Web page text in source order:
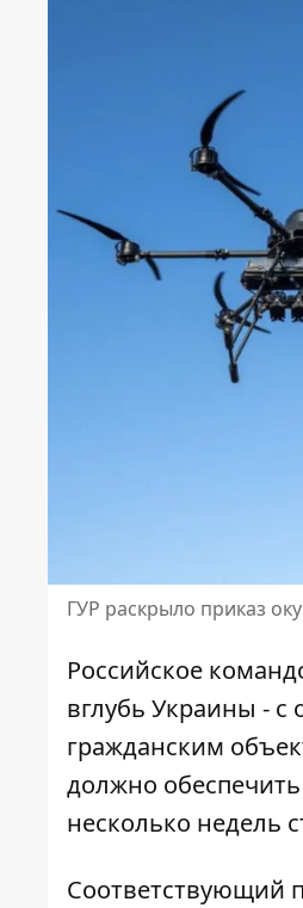
ГУР раскрыло приказ
Российское
вглубь Украины -
гражданским
должно
несколько недель
Соответствующий